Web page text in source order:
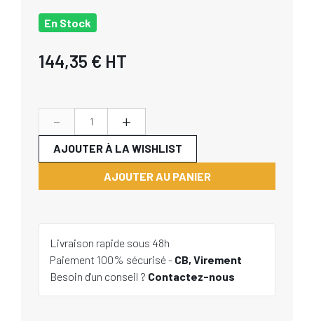
En Stock
144,35 € HT
- +
AJOUTER AU PANIER
AJOUTER À LA WISHLIST
Livraison rapide sous 48h
Paiement 100% sécurisé - CB, Virement
Besoin d'un conseil ? Contactez-nous